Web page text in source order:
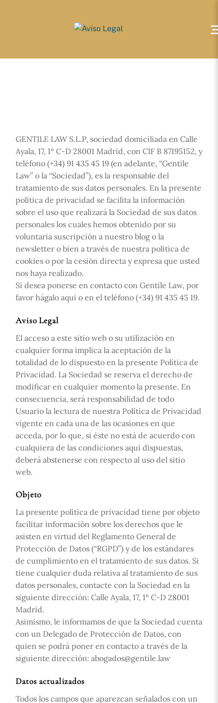
GENTILE LAW S.L.P, sociedad domiciliada en Calle
Ayala, 17, 1º C-D 28001 Madrid, con CIF B 87195152, y
teléfono (+34) 91 435 45 19 (en adelante, “Gentile
Law” o la “Sociedad”), es la responsable del
tratamiento de sus datos personales. En la presente
política de privacidad se facilita la información
sobre el uso que realizará la Sociedad de sus datos
personales los cuales hemos obtenido por su
voluntaria suscripción a nuestro blog o la
newsletter o bien a través de nuestra política de
cookies o por la cesión directa y expresa que usted
nos haya realizado.
Si desea ponerse en contacto con Gentile Law, por
favor hágalo aquí o en el teléfono (+34) 91 435 45 19.
Aviso Legal
El acceso a este sitio web o su utilización en
cualquier forma implica la aceptación de la
totalidad de lo dispuesto en la presente Política de
Privacidad. La Sociedad se reserva el derecho de
modificar en cualquier momento la presente. En
consecuencia, será responsabilidad de todo
Usuario la lectura de nuestra Política de Privacidad
vigente en cada una de las ocasiones en que
acceda, por lo que, si éste no está de acuerdo con
cualquiera de las condiciones aquí dispuestas,
deberá abstenerse con respecto al uso del sitio
web.
Objeto
La presente política de privacidad tiene por objeto
facilitar información sobre los derechos que le
asisten en virtud del Reglamento General de
Protección de Datos (“RGPD”) y de los estándares
de cumplimiento en el tratamiento de sus datos. Si
tiene cualquier duda relativa al tratamiento de sus
datos personales, contacte con la Sociedad en la
siguiente dirección: Calle Ayala, 17, 1º C-D 28001
Madrid.
Asimismo, le informamos de que la Sociedad cuenta
con un Delegado de Protección de Datos, con
quien se podrá poner en contacto a través de la
siguiente dirección: abogados@gentile.law
Datos actualizados
Todos los campos que aparezcan señalados con un